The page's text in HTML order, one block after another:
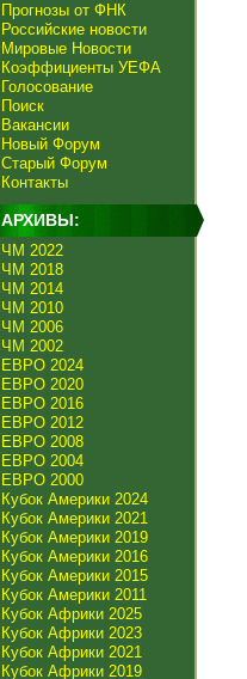
Прогнозы от ФНК
Российские новости
Мировые Новости
Коэффициенты УЕФА
Голосование
Поиск
Вакансии
Новый Форум
Старый Форум
Контакты
АРХИВЫ:
ЧМ 2022
ЧМ 2018
ЧМ 2014
ЧМ 2010
ЧМ 2006
ЧМ 2002
ЕВРО 2024
ЕВРО 2020
ЕВРО 2016
ЕВРО 2012
ЕВРО 2008
ЕВРО 2004
ЕВРО 2000
Кубок Америки 2024
Кубок Америки 2021
Кубок Америки 2019
Кубок Америки 2016
Кубок Америки 2015
Кубок Америки 2011
Кубок Африки 2025
Кубок Африки 2023
Кубок Африки 2021
Кубок Африки 2019